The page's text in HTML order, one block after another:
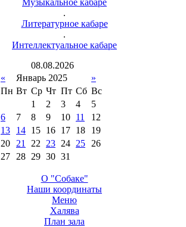
Музыкальное кабаре
.
Литературное кабаре
.
Интеллектуальное кабаре
08.08.2026
«
Январь 2025
»
Пн Вт Ср Чт Пт Сб Вс
1
2 3 4
5
6
7 8 9 10 11
12
13
14 15 16 17 18
19
20
21 22 23 24 25
26
27
28 29 30 31
О "Собаке"
Наши координаты
Меню
Халява
План зала